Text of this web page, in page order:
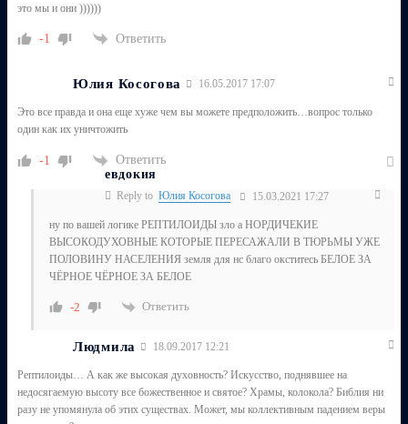
это мы и они ))))))
-1 Ответить
Юлия Косогова 16.05.2017 17:07
Это все правда и она еще хуже чем вы можете предположить…вопрос только
один как их уничтожить
-1
Ответить
евдокия
Reply to Юлия Косогова 15.03.2021 17:27
ну по вашей логике РЕПТИЛОИДЫ зло а НОРДИЧЕКИЕ
ВЫСОКОДУХОВНЫЕ КОТОРЫЕ ПЕРЕСАЖАЛИ В ТЮРЬМЫ УЖЕ
ПОЛОВИНУ НАСЕЛЕНИЯ земля для нс благо окститесь БЕЛОЕ ЗА
ЧЁРНОЕ ЧЁРНОЕ ЗА БЕЛОЕ
-2 Ответить
Людмила 18.09.2017 12:21
Рептилоиды… А как же высокая духовность? Искусство, поднявшее на
недосягаемую высоту все божественное и святое? Храмы, колокола? Библия ни
разу не упомянула об этих существах. Может, мы коллективным падением веры